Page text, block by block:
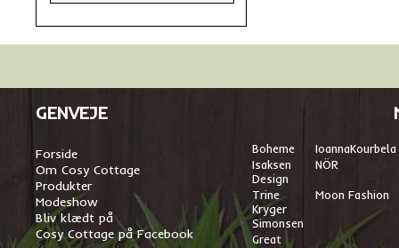
GENVEJE
Forside
Om Cosy Cottage
Produkter
Modeshow
Bliv klædt på
Cosy Cottage på Facebook
Boheme IoannaKourbela
Isaksen
Design
NÖR
Trine
Kryger
Simonsen
Moon Fashion
Great